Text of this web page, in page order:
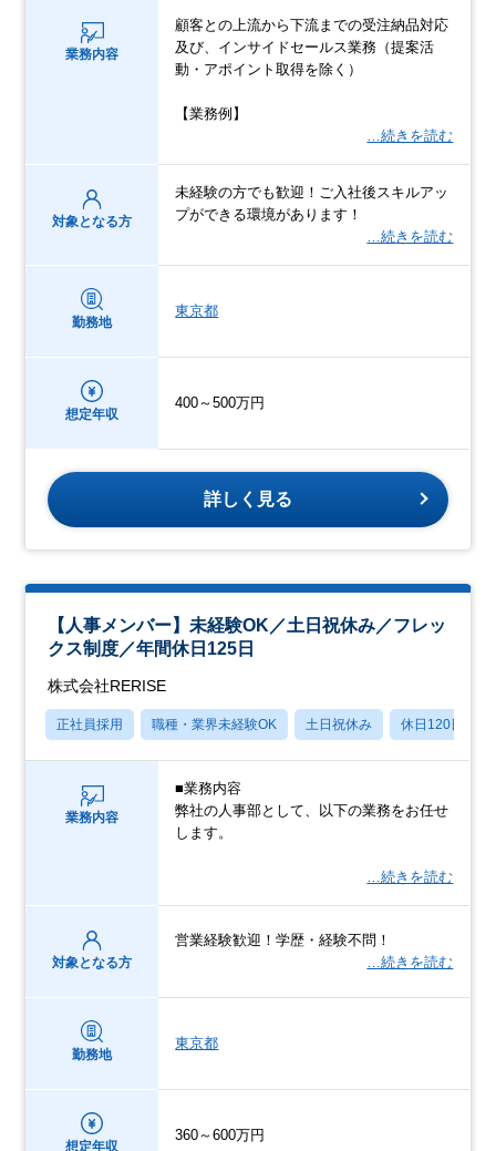
業務内容
顧客との上流から下流までの受注納品対応
及び、インサイドセールス業務（提案活
動・アポイント取得を除く）
【業務例】
…続きを読む
対象となる方
未経験の方でも歓迎！ご入社後スキルアッ
プができる環境があります！
…続きを読む
勤務地
東京都
想定年収
400～500万円
詳しく見る
【人事メンバー】未経験OK／土日祝休み／フレッ
クス制度／年間休日125日
株式会社RERISE
正社員採用 職種・業界未経験OK 土日祝休み 休日120日以上
業務内容
■業務内容
弊社の人事部として、以下の業務をお任せ
します。
…続きを読む
対象となる方
営業経験歓迎！学歴・経験不問！
…続きを読む
勤務地
東京都
想定年収
360～600万円